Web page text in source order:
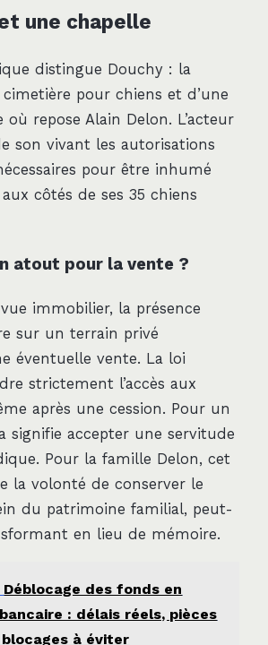
une chapelle
distingue Douchy : la
cimetière pour chiens et d’une
où repose Alain Delon. L’acteur
son vivant les autorisations
pour être inhumé
côtés de ses 35 chiens
atout pour la vente ?
immobilier, la présence
sur un terrain privé
éventuelle vente. La loi
strictement l’accès aux
après une cession. Pour un
signifie accepter une servitude
Pour la famille Delon, cet
la volonté de conserver le
du patrimoine familial, peut-
en lieu de mémoire.
Déblocage des fonds en
: délais réels, pièces
à éviter